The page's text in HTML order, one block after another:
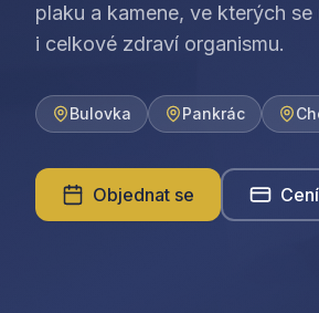
plaku a kamene, ve kterých
i celkové zdraví organismu.
Bulovka Pankrác
Objednat se